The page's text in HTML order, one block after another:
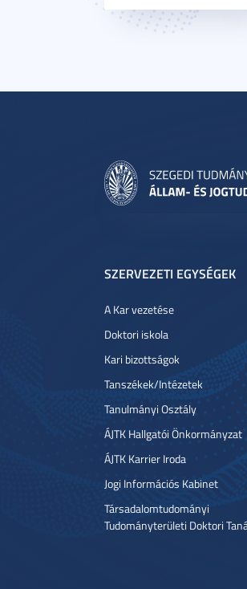
SZERVEZETI EGYSÉGEK
A Kar vezetése
Doktori iskola
Kari bizottságok
Tanszékek/Intézetek
Tanulmányi Osztály
ÁJTK Hallgatói Önkormányzat
ÁJTK Karrier Iroda
Jogi Információs Kabinet
Társadalomtudományi
Tudományterületi Doktori